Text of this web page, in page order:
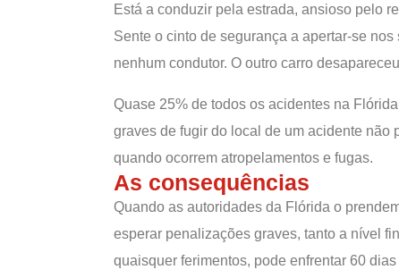
Está a conduzir pela estrada, ansioso pelo
Sente o cinto de segurança a apertar-se
nenhum condutor. O outro carro
Quase 25% de todos os acidentes na
graves de fugir do local de um acidente não
quando ocorrem atropelamentos e fugas.
As consequências
Quando as autoridades da Flórida o
esperar penalizações graves, tanto a nível
quaisquer ferimentos, pode enfrentar 60